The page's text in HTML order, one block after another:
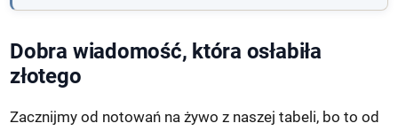
Dobra wiadomość, która osłabiła
złotego
Zacznijmy od notowań na żywo z naszej tabeli, bo to od